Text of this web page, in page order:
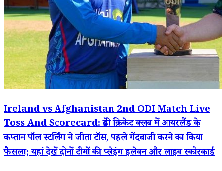
Ireland vs Afghanistan 2nd ODI Match Live
Toss And Scorecard: ब्रेडी क्रिकेट क्लब में आयरलैंड के
कप्तान पॉल स्टर्लिंग ने जीता टॉस, पहले गेंदबाजी करने का किया
फैसला; यहां देखें दोनों टीमों की प्लेइंग इलेवन और लाइव स्कोरकार्ड